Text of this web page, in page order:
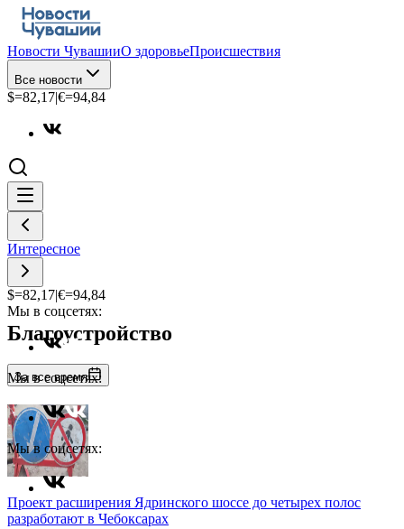
Новости ЧувашииО здоровьеПроисшествия
Все новости
$=82,17|€=94,84
Интересное
$=82,17|€=94,84
Мы в соцсетях:
Мы в соцсетях:
Мы в соцсетях:
Благоустройство
За все время
Проект расширения Ядринского шоссе до четырех полос
разработают в Чебоксарах